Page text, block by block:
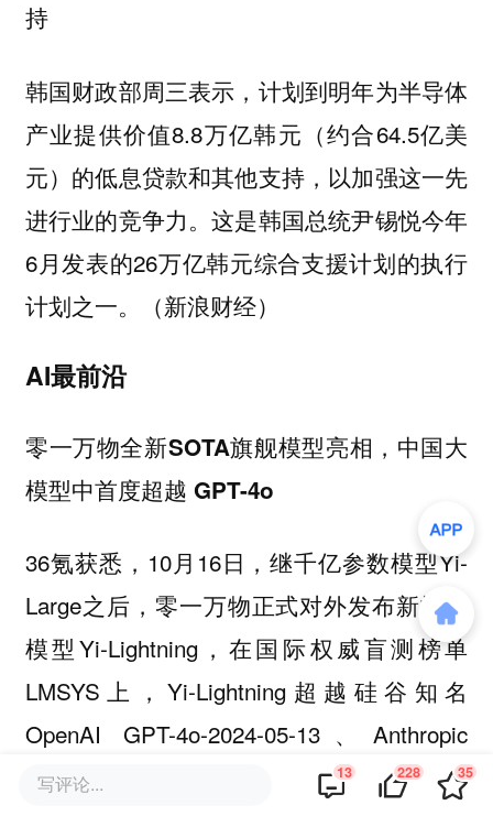
持
韩国财政部周三表示，计划到明年为半导体
产业提供价值8.8万亿韩元（约合64.5亿美
元）的低息贷款和其他支持，以加强这一先
进行业的竞争力。这是韩国总统尹锡悦今年
6月发表的26万亿韩元综合支援计划的执行
计划之一。（新浪财经）
AI最前沿
零一万物全新SOTA旗舰模型亮相，中国大
模型中首度超越 GPT-4o
36氪获悉，10月16日，继千亿参数模型Yi-
Large之后，零一万物正式对外发布新旗舰
模型Yi-Lightning，在国际权威盲测榜单
LMSYS上，Yi-Lightning超越硅谷知名
OpenAI GPT-4o-2024-05-13、Anthropic
Claude 3.5 Sonnet，排名世界第六，中国第
写评论... 13 228 35